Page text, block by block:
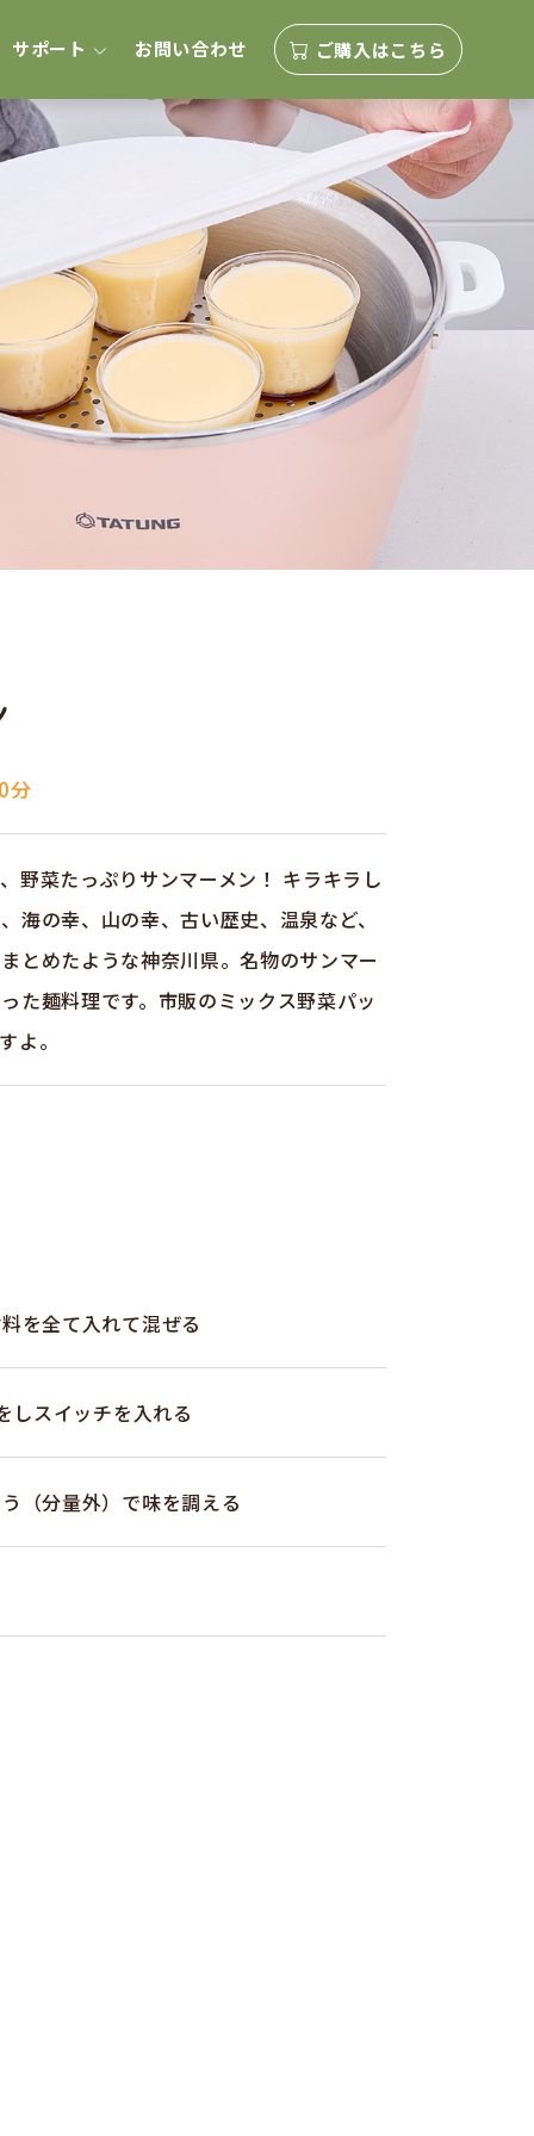
サポート お問い合わせ ご購入はこちら
分
野菜たっぷりサンマーメン！ キラキラし
海の幸、山の幸、古い歴史、温泉など、
とめたような神奈川県。名物のサンマー
た麺料理です。市販のミックス野菜パッ
よ。
を全て入れて混ぜる
しスイッチを入れる
（分量外）で味を調える